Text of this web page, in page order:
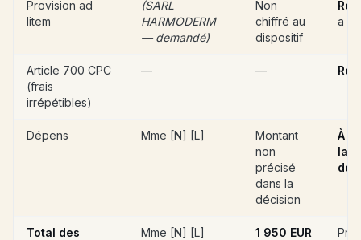
Provision ad
litem
(SARL
HARMODERM
— demandé)
Non
chiffré au
dispositif
a
Article 700 CPC
(frais
irrépétibles)
— —
Dépens Mme [N] [L]
Montant
non
précisé
dans la
décision
À
la
Total des
Mme [N] [L] 1 950 EUR